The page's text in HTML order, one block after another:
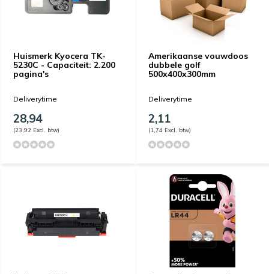
Huismerk Kyocera TK-
5230C - Capaciteit: 2.200
pagina's
Deliverytime
28,94
(23,92 Excl. btw)
Amerikaanse vouwdoos
dubbele golf
500x400x300mm
Deliverytime
2,11
(1,74 Excl. btw)